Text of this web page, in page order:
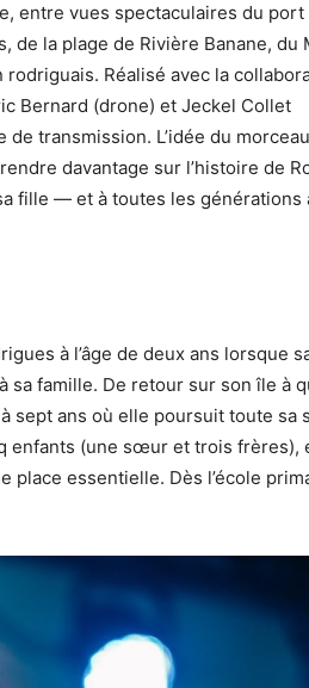
entre vues spectaculaires du port
de la plage de Rivière Banane, du
Réalisé avec la
Bernard (drone) et Jeckel Collet
transmission. L’idée du
davantage sur l’histoire de
fille — et à toutes les
à l’âge de deux ans lorsque
sa famille. De retour sur son île à
sept ans où elle poursuit toute sa
enfants (une sœur et trois frères),
place essentielle. Dès l’école